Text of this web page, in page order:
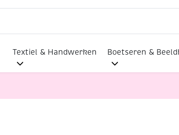
Textiel & Handwerken Boetseren &